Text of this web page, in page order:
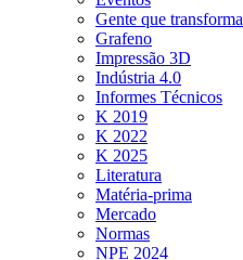
Gente que transforma
Grafeno
Impressão 3D
Indústria 4.0
Informes Técnicos
K 2019
K 2022
K 2025
Literatura
Matéria-prima
Mercado
Normas
NPE 2024